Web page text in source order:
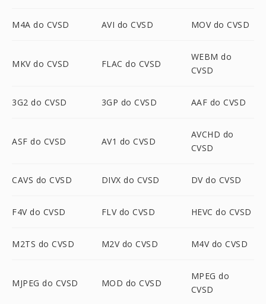
M4A do CVSD AVI do CVSD MOV do CVSD
MKV do CVSD FLAC do CVSD
WEBM do
CVSD
3G2 do CVSD 3GP do CVSD AAF do CVSD
ASF do CVSD AV1 do CVSD
AVCHD do
CVSD
CAVS do CVSD DIVX do CVSD DV do CVSD
F4V do CVSD FLV do CVSD HEVC do CVSD
M2TS do CVSD M2V do CVSD M4V do CVSD
MJPEG do CVSD MOD do CVSD
MPEG do
CVSD